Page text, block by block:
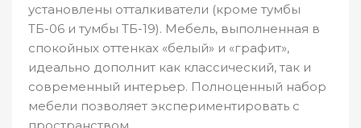
установлены отталкиватели (кроме тумбы
ТБ-06 и тумбы ТБ-19). Мебель, выполненная в
спокойных оттенках «белый» и «графит»,
идеально дополнит как классический, так и
современный интерьер. Полноценный набор
мебели позволяет экспериментировать с